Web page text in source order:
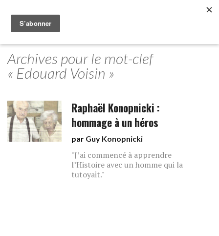
Archives pour le mot-clef
« Edouard Voisin »
Raphaël Konopnicki :
hommage à un héros
par Guy Konopnicki
"J’ai commencé à apprendre
l’Histoire avec un homme qui la
tutoyait."